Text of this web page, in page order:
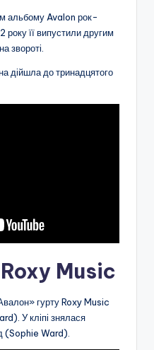
альбому Avalon рок-
року її випустили другим
звороті.
дійшла до тринадцятого
Music
гурту Roxy Music
У кліпі знялася
(Sophie Ward).